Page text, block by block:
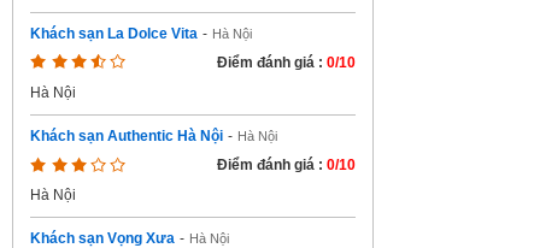
Khách sạn La Dolce Vita - Hà Nội
Điểm đánh giá : 0/10
Hà Nội
Khách sạn Authentic Hà Nội - Hà Nội
Điểm đánh giá : 0/10
Hà Nội
Khách sạn Vọng Xưa - Hà Nội